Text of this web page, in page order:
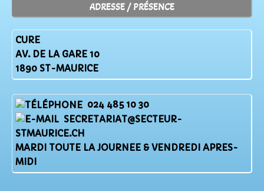
ADRESSE / PRÉSENCE
CURE
AV. DE LA GARE 10
1890 ST-MAURICE
024 485 10 30
SECRETARIAT@SECTEUR-
STMAURICE.CH
MARDI TOUTE LA JOURNEE & VENDREDI APRES-
MIDI